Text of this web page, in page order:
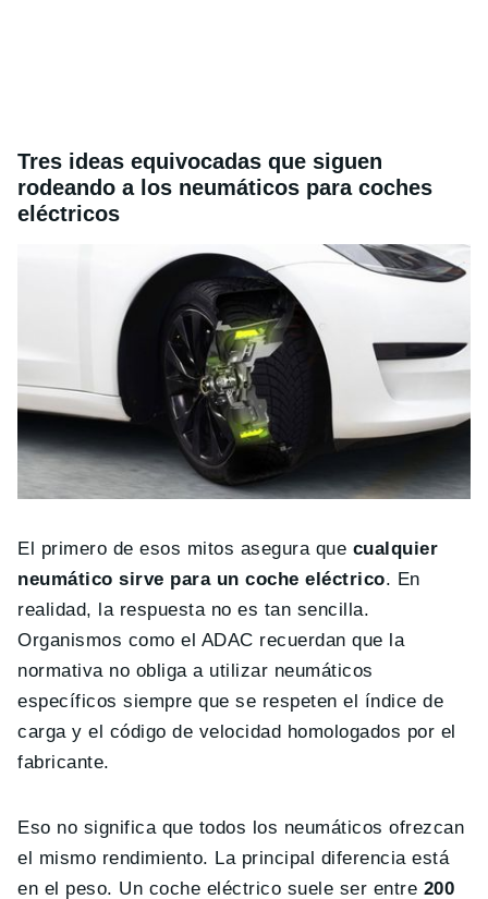
Tres ideas equivocadas que siguen
rodeando a los neumáticos para coches
eléctricos
El primero de esos mitos asegura que cualquier
neumático sirve para un coche eléctrico. En
realidad, la respuesta no es tan sencilla.
Organismos como el ADAC recuerdan que la
normativa no obliga a utilizar neumáticos
específicos siempre que se respeten el índice de
carga y el código de velocidad homologados por el
fabricante.
Eso no significa que todos los neumáticos ofrezcan
el mismo rendimiento. La principal diferencia está
en el peso. Un coche eléctrico suele ser entre 200